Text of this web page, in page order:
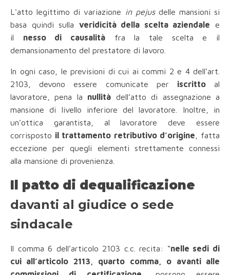
L'atto legittimo di variazione in pejus delle mansioni si
basa quindi sulla veridicità della scelta aziendale e
il nesso di causalità fra la tale scelta e il
demansionamento del prestatore di lavoro.
In ogni caso, le previsioni di cui ai commi 2 e 4 dell’art.
2103, devono essere comunicate per iscrittoal
lavoratore, pena la nullità dell’atto di assegnazione a
mansione di livello inferiore del lavoratore. Inoltre, in
un’ottica garantista, al lavoratore deve essere
corrisposto il trattamento retributivo d’origine , fatta
eccezione per quegli elementi strettamente connessi
alla mansione di provenienza.
Il patto di dequalificazione
davanti al giudice o sede
sindacale
Il comma 6 dell’articolo 2103 c.c. recita: “nelle sedi di
cui all’articolo 2113, quarto comma, o avanti alle